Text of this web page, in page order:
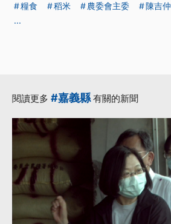
糧食 稻米 農委會主委
陳吉仲
...
閱讀更多 #嘉義縣有關的新聞